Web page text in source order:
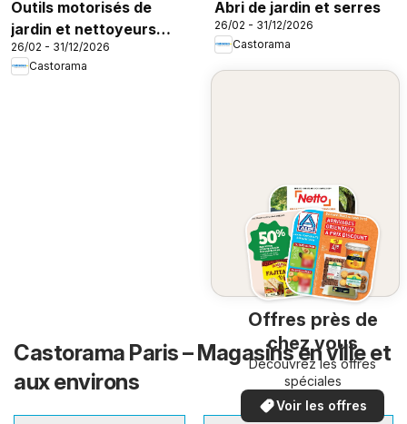
Outils motorisés de
jardin et nettoyeurs
haute pression
26/02 - 31/12/2026
Castorama
Abri de jardin et serres
26/02 - 31/12/2026
Castorama
Offres près de
chez vous
Découvrez les offres
spéciales
Voir les offres
Castorama Paris – Magasins en ville et
aux environs